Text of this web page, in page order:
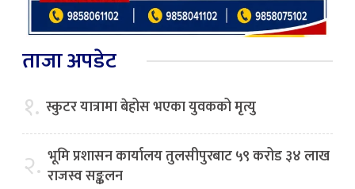
ताजा अपडेट
१. स्कुटर यात्रामा बेहोस भएका युवकको मृत्यु
२. भूमि प्रशासन कार्यालय तुलसीपुरबाट ५९ करोड ३४ लाख
राजस्व सङ्कलन